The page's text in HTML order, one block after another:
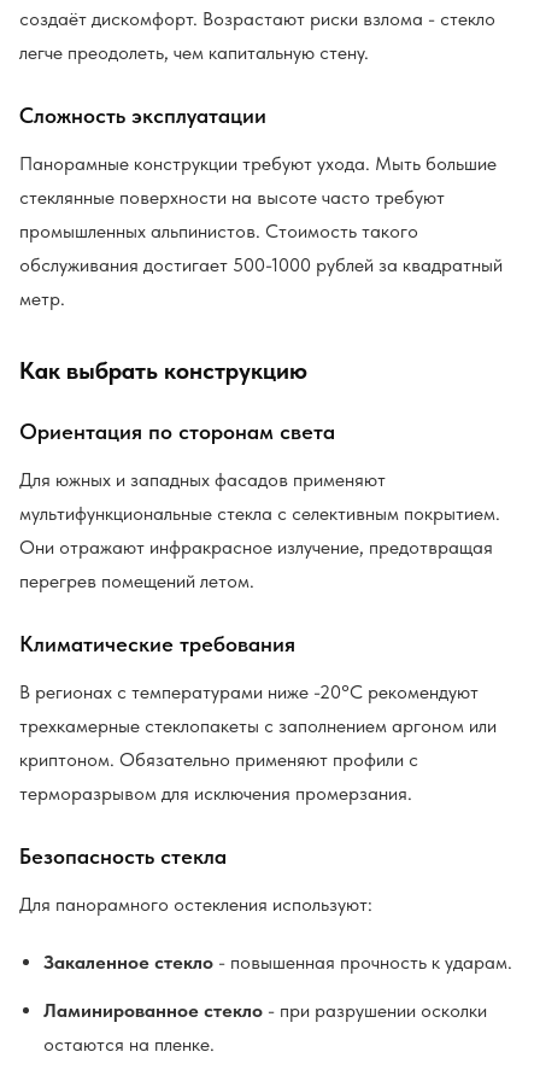
создаёт дискомфорт. Возрастают риски взлома - стекло
легче преодолеть, чем капитальную стену.
Сложность эксплуатации
Панорамные конструкции требуют ухода. Мыть большие
стеклянные поверхности на высоте часто требуют
промышленных альпинистов. Стоимость такого
обслуживания достигает 500-1000 рублей за квадратный
метр.
Как выбрать конструкцию
Ориентация по сторонам света
Для южных и западных фасадов применяют
мультифункциональные стекла с селективным покрытием.
Они отражают инфракрасное излучение, предотвращая
перегрев помещений летом.
Климатические требования
В регионах с температурами ниже -20°C рекомендуют
трехкамерные стеклопакеты с заполнением аргоном или
криптоном. Обязательно применяют профили с
терморазрывом для исключения промерзания.
Безопасность стекла
Для панорамного остекления используют:
Закаленное стекло - повышенная прочность к ударам.
Ламинированное стекло - при разрушении осколки
остаются на пленке.